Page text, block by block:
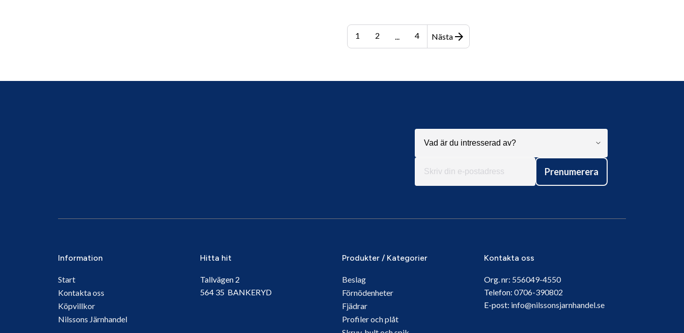
1 2 ... 4 Nästa arrow_forward
Prenumerera
Information
Start
Kontakta oss
Köpvillkor
Nilssons Järnhandel
Hitta hit
Tallvägen 2
564 35 BANKERYD
Produkter / Kategorier
Beslag
Förnödenheter
Fjädrar
Profiler och plåt
Kontakta oss
Org. nr: 556049-4550
Telefon: 0706-390802
E-post: info@nilssonsjarnhandel.se